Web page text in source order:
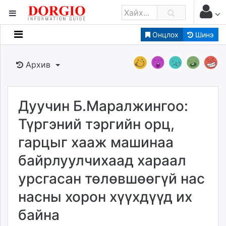
Онцлох Шинэ
Мэдээллийн
Банк санхүү
Бизнес ААН
Төрийн
Нийслэлийн
dorgio.mn
Gogo.mn
news.mn
zindaa.mn
Baabar.mn
tovch.mn
Архив
Дуучин Б.Маралжингоо:
Түргэний тэргийн орц,
гарцыг хааж машинаа
байрлуулчихаад хараал
урсгасан төлөвшөөгүй нас
насны хорон хүүхдүүд их
байна